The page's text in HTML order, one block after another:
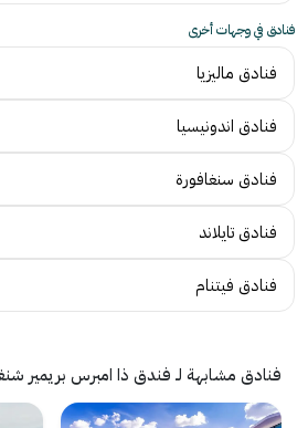
فنادق في وجهات أخرى
فنادق ماليزيا
فنادق اندونيسيا
فنادق سنغافورة
فنادق تايلاند
فنادق فيتنام
فنادق مشابهة لـ فندق ذا امبرس بريمير